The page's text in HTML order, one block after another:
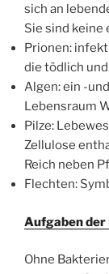
sich an
Sie sind keine
Prionen:
die tödlich
Algen: ein -
Lebensraum
Pilze:
Zellulose
Reich neben
Flechten:
Aufgaben der
Ohne